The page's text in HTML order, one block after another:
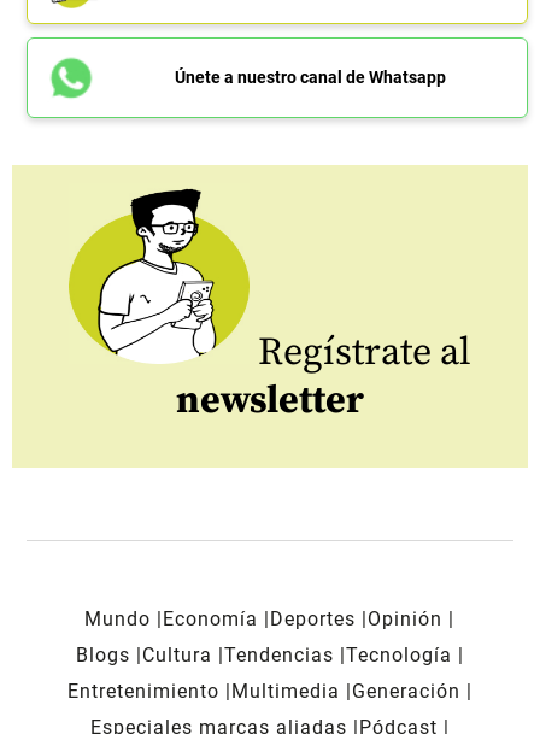
Únete a nuestro canal de Whatsapp
Regístrate al
newsletter
Mundo Economía Deportes
Opinión
Blogs
Cultura Tendencias Tecnología
Entretenimiento
Multimedia
Generación
Especiales marcas aliadas
Pódcast